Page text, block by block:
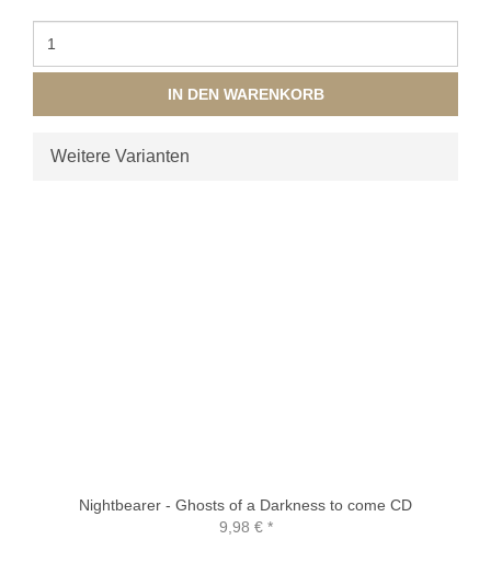
IN DEN WARENKORB
Weitere Varianten
Nightbearer - Ghosts of a Darkness to come CD
9,98 €*